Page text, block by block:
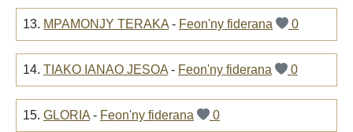
13. MPAMONJY TERAKA - Feon'ny fiderana 0
14. TIAKO IANAO JESOA - Feon'ny fiderana 0
15. GLORIA - Feon'ny fiderana 0